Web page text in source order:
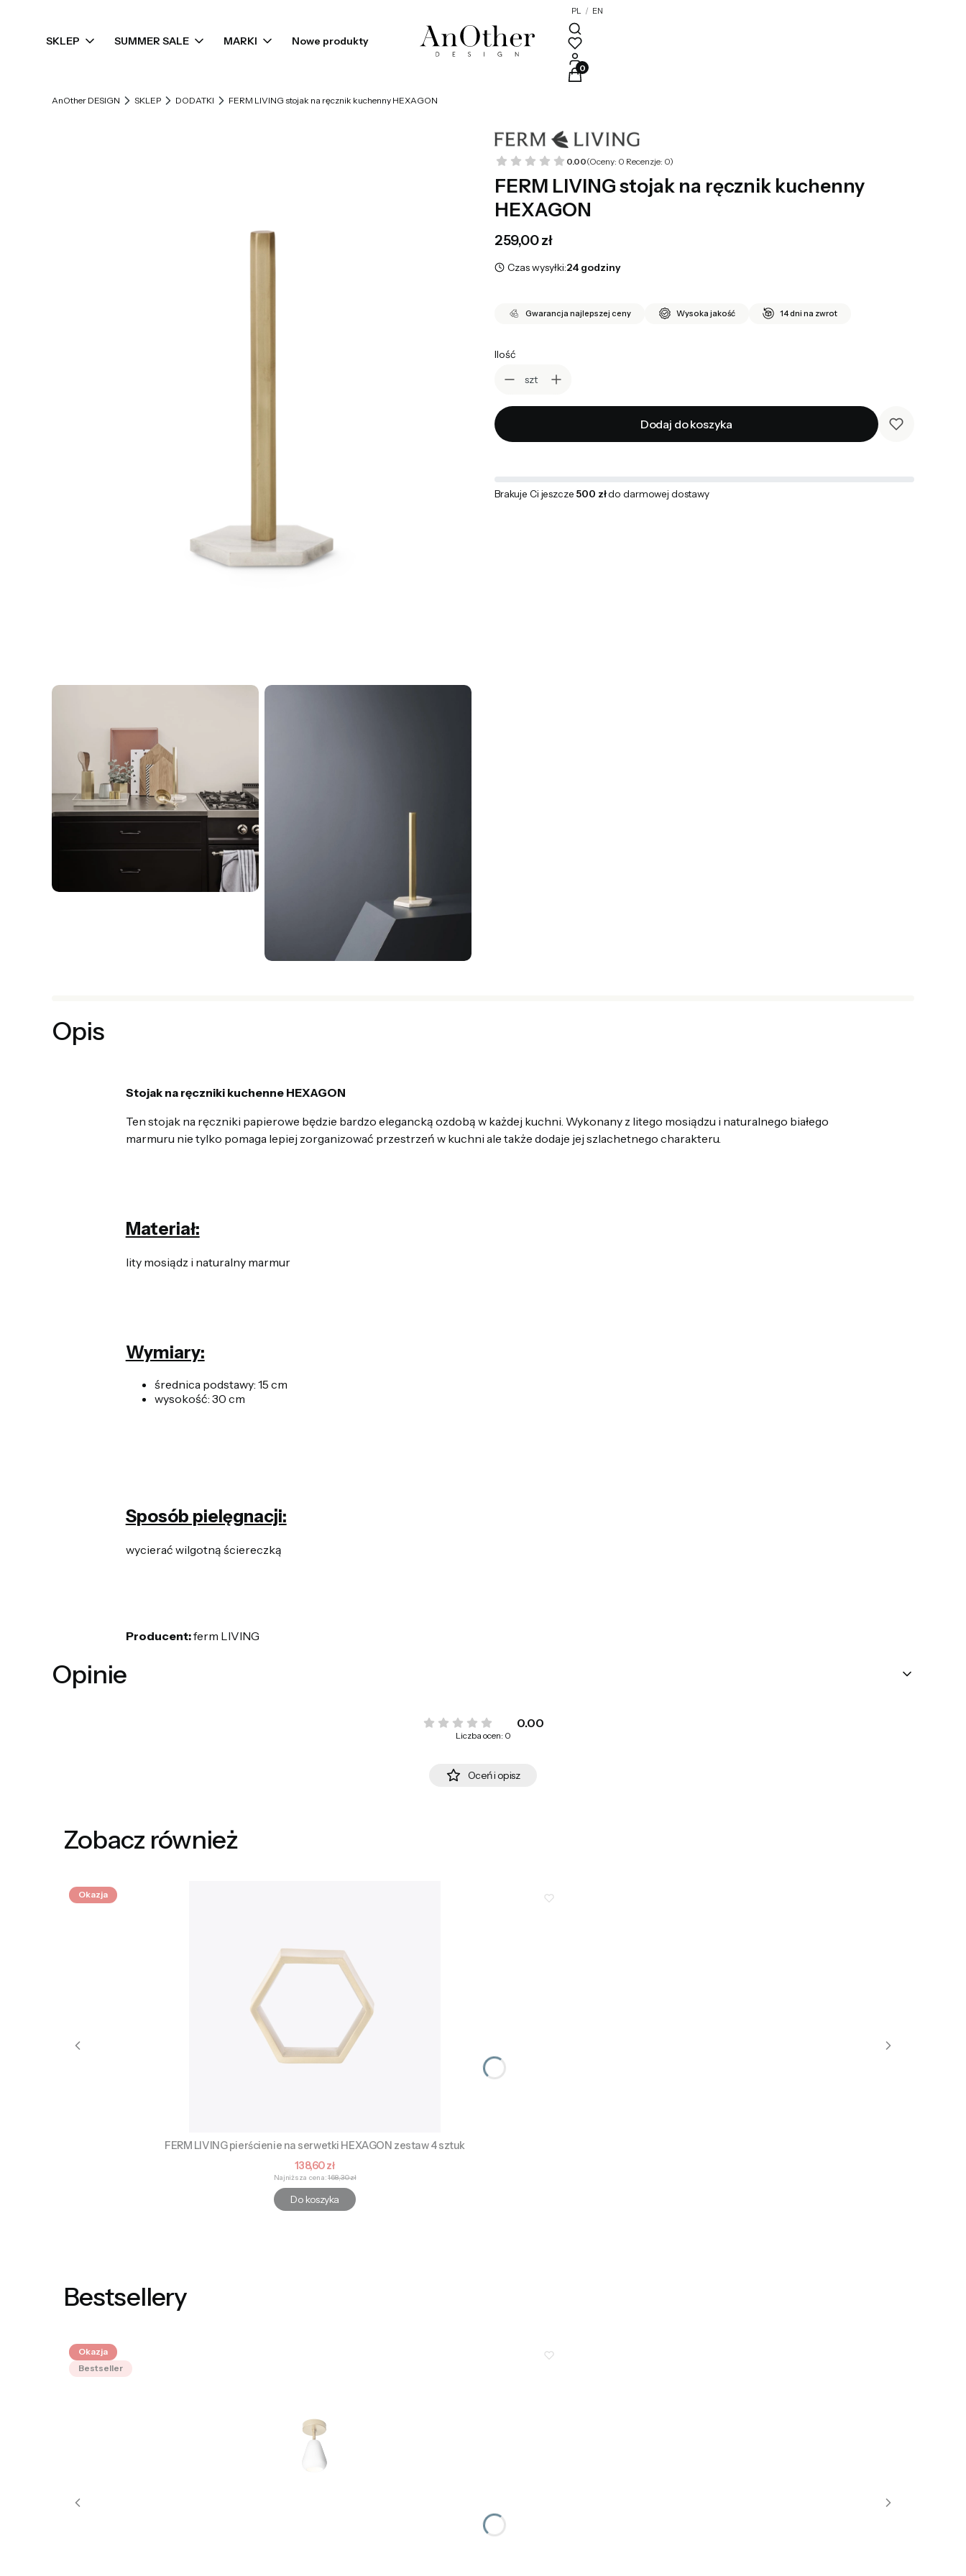
SKLEP SUMMER SALE MARKI Nowe produkty
PL / EN
Produkty w koszyku: 0. Zobacz szczegóły
AnOther DESIGN SKLEP DODATKI FERM LIVING stojak na ręcznik kuchenny HEXAGON
0.00(Oceny: 0 Recenzje: 0)
FERM LIVING stojak na ręcznik kuchenny
HEXAGON
Cena
259,00 zł
Czas wysyłki:24 godziny
Gwarancja najlepszej ceny Wysoka jakość 14 dni na zwrot
Ilość
szt
Dodaj do koszyka
Brakuje Ci jeszcze 500 złdo darmowej dostawy
Opis
Stojak na ręczniki kuchenne HEXAGON
Ten stojak na ręczniki papierowe będzie bardzo elegancką ozdobą w każdej kuchni. Wykonany z litego mosiądzu i naturalnego białego
marmuru nie tylko pomaga lepiej zorganizować przestrzeń w kuchni ale także dodaje jej szlachetnego charakteru.
Materiał:
lity mosiądz i naturalny marmur
Wymiary:
średnica podstawy: 15 cm
wysokość: 30 cm
Sposób pielęgnacji:
wycierać wilgotną ściereczką
Producent:ferm LIVING
Opinie
0.00
Liczba ocen: 0
Oceń i opisz
Zobacz również
Okazja
FERM LIVING pierścienie na serwetki HEXAGON zestaw 4 sztuk
Cena promocyjna
138,60 zł
Najniższa cena:168,30 zł
Do koszyka
Bestsellery
Okazja
Bestseller